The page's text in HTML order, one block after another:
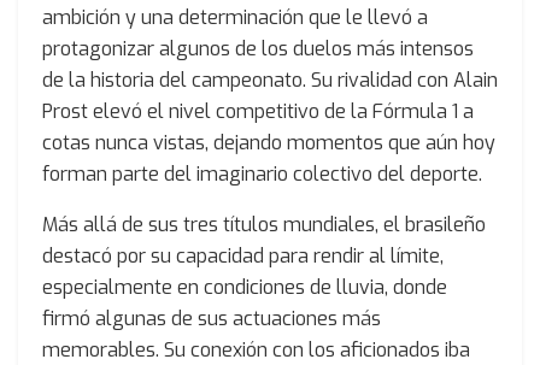
ambición y una determinación que le llevó a
protagonizar algunos de los duelos más intensos
de la historia del campeonato. Su rivalidad con Alain
Prost elevó el nivel competitivo de la Fórmula 1 a
cotas nunca vistas, dejando momentos que aún hoy
forman parte del imaginario colectivo del deporte.
Más allá de sus tres títulos mundiales, el brasileño
destacó por su capacidad para rendir al límite,
especialmente en condiciones de lluvia, donde
firmó algunas de sus actuaciones más
memorables. Su conexión con los aficionados iba